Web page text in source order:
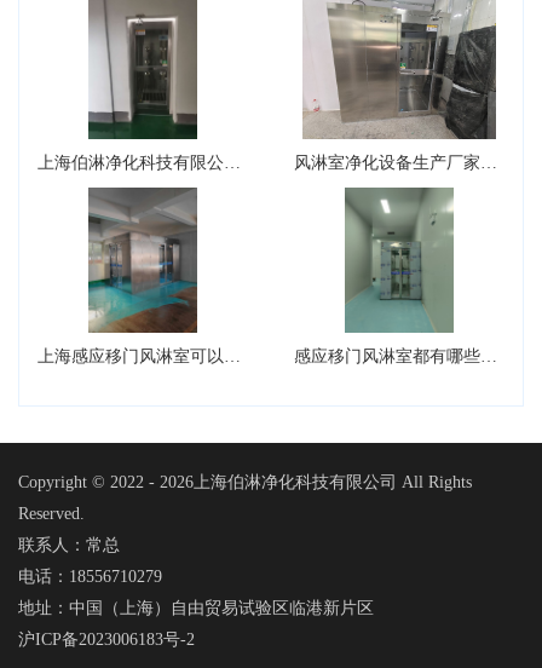
Copyright © 2022 - 2026上海伯淋净化科技有限公司 All Rights
Reserved.
联系人：常总
电话：18556710279
地址：中国（上海）自由贸易试验区临港新片区
沪ICP备2023006183号-2